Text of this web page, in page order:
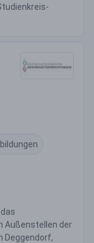
Außenstellen der
Deggendorf,